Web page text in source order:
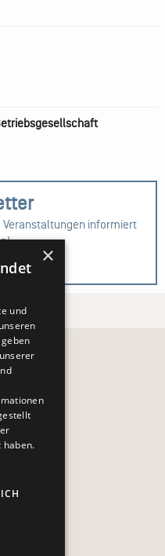
informiert
×
und
haben.